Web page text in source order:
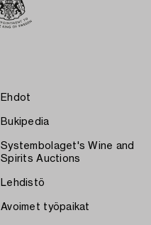
Ehdot
Bukipedia
Systembolaget's Wine and
Spirits Auctions
Lehdistö
Avoimet työpaikat